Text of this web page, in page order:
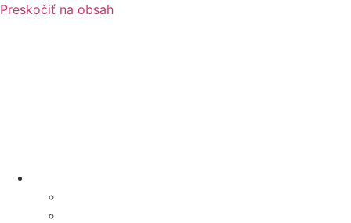
Preskočiť na obsah